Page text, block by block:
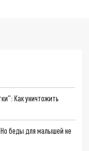
Как уничтожить
Но беды для малышей не